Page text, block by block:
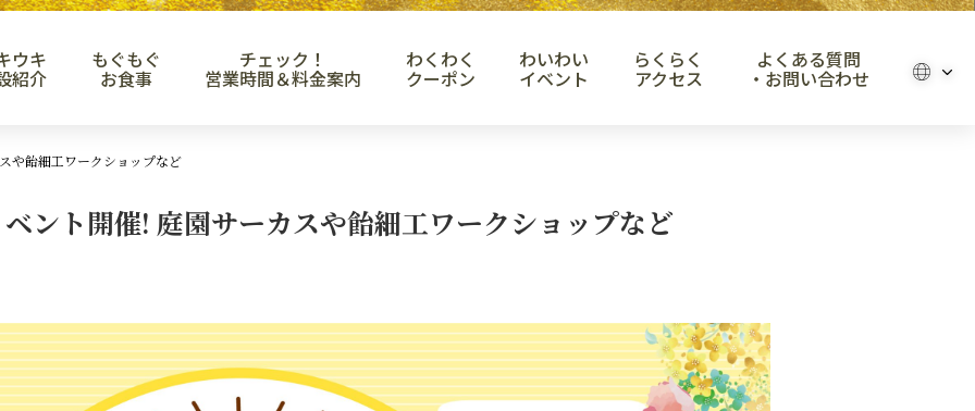
ウキ
紹介
もぐもぐ
お食事
チェック！
営業時間＆料金案内
わくわく
クーポン
わいわい
イベント
らくらく
アクセス
よくある質問
・お問い合わせ
や飴細工ワークショップなど
ント開催! 庭園サーカスや飴細工ワークショップなど